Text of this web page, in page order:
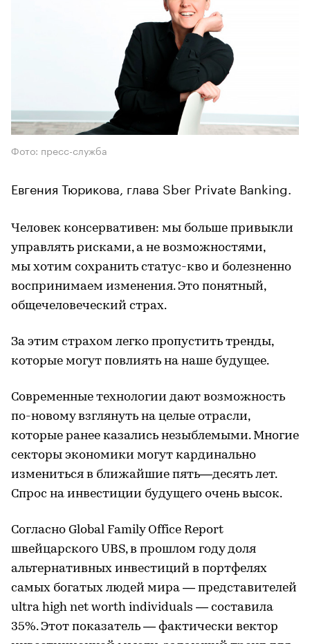
Фото: пресс-служба
Евгения Тюрикова, глава Sber Private Banking.
Человек консервативен: мы больше привыкли
управлять рисками, а не возможностями,
мы хотим сохранить статус-кво и болезненно
воспринимаем изменения. Это понятный,
общечеловеческий страх.
За этим страхом легко пропустить тренды,
которые могут повлиять на наше будущее.
Современные технологии дают возможность
по-новому взглянуть на целые отрасли,
которые ранее казались незыблемыми. Многие
секторы экономики могут кардинально
измениться в ближайшие пять—десять лет.
Спрос на инвестиции будущего очень высок.
Согласно Global Family Office Report
швейцарского UBS, в прошлом году доля
альтернативных инвестиций в портфелях
самых богатых людей мира — представителей
ultra high net worth individuals — составила
35%. Этот показатель — фактически вектор